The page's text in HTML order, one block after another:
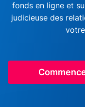
fonds en ligne et
judicieuse des